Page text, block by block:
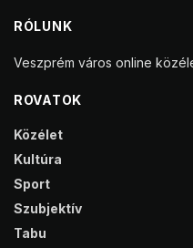
RÓLUNK
Veszprém város online
ROVATOK
Közélet
Kultúra
Sport
Szubjektív
Tabu